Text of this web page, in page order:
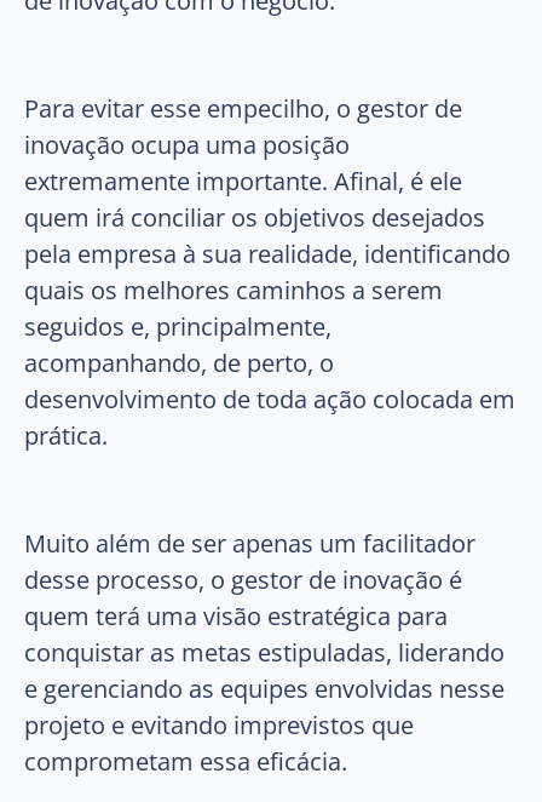
Para evitar esse empecilho, o gestor de
inovação ocupa uma posição
extremamente importante. Afinal, é ele
quem irá conciliar os objetivos desejados
pela empresa à sua realidade, identificando
quais os melhores caminhos a serem
seguidos e, principalmente,
acompanhando, de perto, o
desenvolvimento de toda ação colocada em
prática.
Muito além de ser apenas um facilitador
desse processo, o gestor de inovação é
quem terá uma visão estratégica para
conquistar as metas estipuladas, liderando
e gerenciando as equipes envolvidas nesse
projeto e evitando imprevistos que
comprometam essa eficácia.